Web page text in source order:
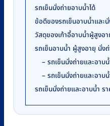
รถเข็นนั่งถ่ายอาบน้ำได้
ข้อดีของรถเข็นอาบน้ำและนั่
วัสดุของเก้าอี้อาบน้ำผู้สูงอ
รถเข็นอาบน้ำ ผู้สูงอายุ นั่ง
– รถเข็นนั่งถ่ายและอาบ
– รถเข็นนั่งถ่ายและอาบ
รถเข็นนั่งถ่ายและอาบน้ำ ร